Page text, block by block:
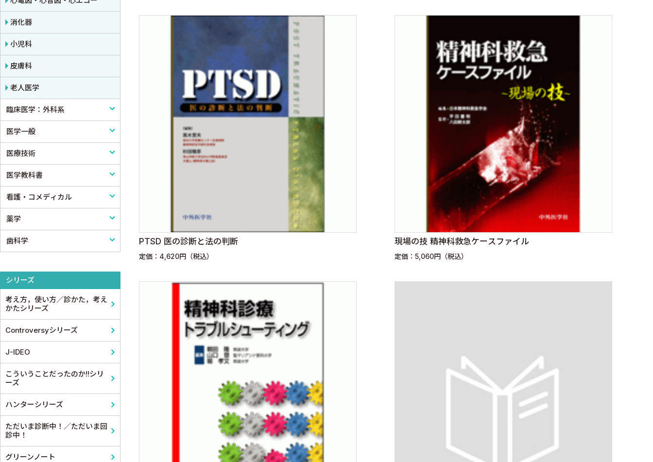
消化器
小児科
皮膚科
老人医学
臨床医学：外科系
外科学一般
脳神経外科
心臓・血管外科
消化器外科
小児外科
形成外科
スポーツ医学
産婦人科
眼科
耳鼻咽頭科・頭頸部外科
泌尿器科
麻酔科学・ペインクリニック
医学一般
医学一般・医学概論
医療制度
病院管理
医療統計
論文・医学情報
医療技術
リハビリテーション技術
鍼灸・柔道整復
医学教科書
医学教科書
看護・コメディカル
看護
看護教科書
薬学
薬学
歯科学
シリーズ
考え方，使い方／診かた，考え
かたシリーズ
Controversyシリーズ
J-IDEO
こういうことだったのか!!シリ
ーズ
ハンターシリーズ
ただいま診断中！／ただいま回
診中！
グリーンノート
PTSD 医の診断と法の判断
定価：4,620円（税込）
現場の技 精神科救急ケースファイル
定価：5,060円（税込）